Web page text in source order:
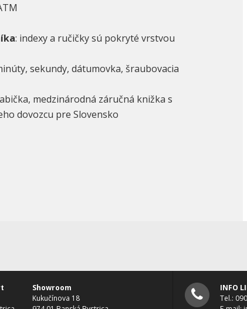
: indexy a ručičky sú pokryté vrstvou
sekundy, dátumovka, šraubovacia
medzinárodná záručná knižka s
dovozcu pre Slovensko
Showroom
Kukučínova 18
INFO
Tel.: